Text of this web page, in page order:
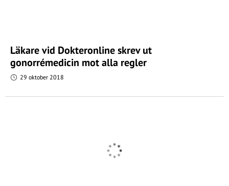
Läkare vid Dokteronline skrev ut
gonorrémedicin mot alla regler
29 oktober 2018